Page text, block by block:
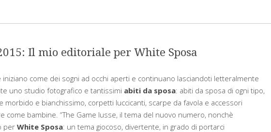
Il mio editoriale per White Sposa
come dei sogni ad occhi aperti e continuano lasciandoti letteralmente
uno studio fotografico e tantissimi abiti da sposa: abiti da sposa di ogni tipo,
morbido e bianchissimo, corpetti luccicanti, scarpe da favola e accessori
come bambine. “The Game Iusse, il tema del nuovo numero, nonchè
perWhite Sposa: un tema giocoso, divertente, in grado di portarci